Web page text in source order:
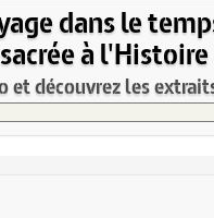
dans le
à l'Histoire
et découvrez les